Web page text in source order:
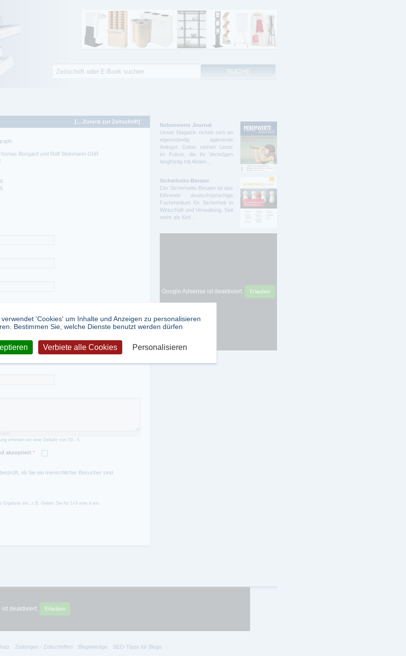
[... Zurück zur Zeitschrift]
Bongard und Ralf Steinmann GbR
erheben wir eine Gebühr von 50,- €
akzeptiert *
ob Sie ein menschlicher Besucher sind.
Ergebnis ein. z.B. Geben Sie für 1+3 eine 4 ein.
Nebenwerte Journal
Unser Magazin richtet sich an
eigenständig agierende
Anleger. Dabei stehen Leser
im Fokus, die ihr Vermögen
langfristig mit Aktien…
Sicherheits-Berater
Der Sicherheits-Berater ist das
führende deutschsprachige
Fachmedium für Sicherheit in
Wirtschaft und Verwaltung. Seit
mehr als fünf…
Google Adsense ist deaktiviert. Erlauben
Suchformular
ist deaktiviert. Erlauben
Zeitungen - Zeitschriften Blogeinträge SEO-Tipps für Blogs
'Cookies' um Inhalte und Anzeigen zu personalisieren
Bestimmen Sie, welche Dienste benutzt werden dürfen
Verbiete alle Cookies Personalisieren